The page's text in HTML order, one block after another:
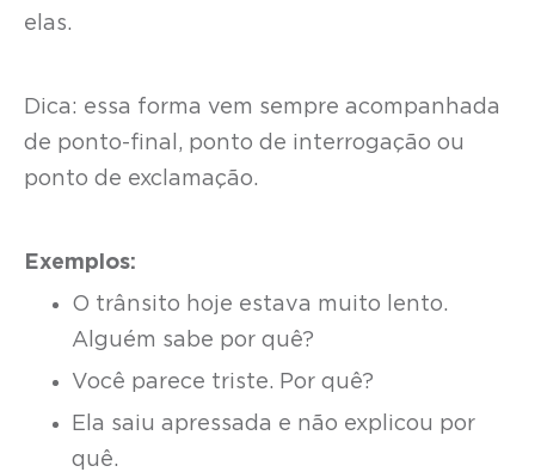
elas.
Dica: essa forma vem sempre acompanhada
de ponto-final, ponto de interrogação ou
ponto de exclamação.
Exemplos:
O trânsito hoje estava muito lento.
Alguém sabe por quê?
Você parece triste. Por quê?
Ela saiu apressada e não explicou por
quê.